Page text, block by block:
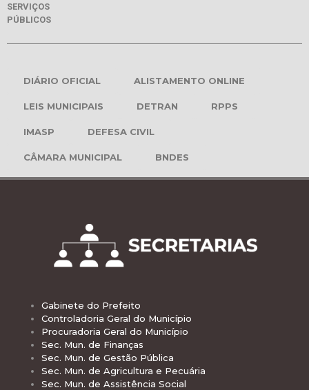
SERVIÇOS
PÚBLICOS
DIÁRIO OFICIAL ALISTAMENTO ONLINE
LEIS MUNICIPAIS DETRAN RPPS
IMASP DEFESA CIVIL
CÂMARA MUNICIPAL BNDES
Gabinete do Prefeito
Controladoria Geral do Município
Procuradoria Geral do Município
Sec. Mun. de Finanças
Sec. Mun. de Gestão Pública
Sec. Mun. de Agricultura e Pecuária
Sec. Mun. de Assistência Social